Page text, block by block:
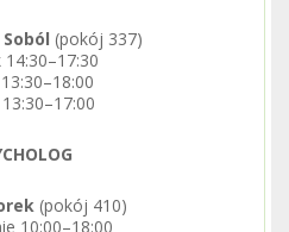
(pokój 337)
(pokój 410)
10:00–18:00